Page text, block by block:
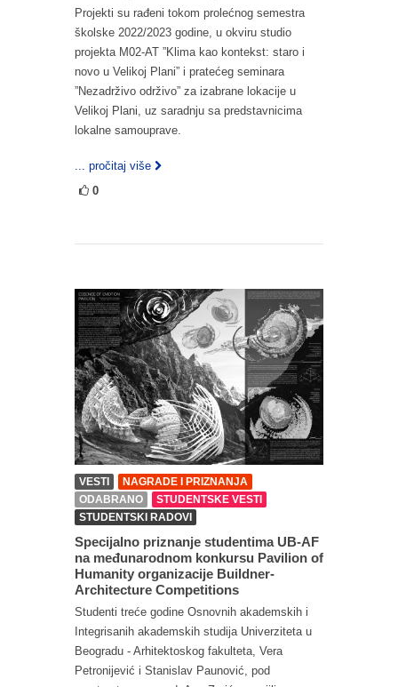
Projekti su rađeni tokom prolećnog semestra
školske 2022/2023 godine, u okviru studio
projekta M02-AT ”Klima kao kontekst: staro i
novo u Velikoj Plani” i pratećeg seminara
”Nezadrživo održivo” za izabrane lokacije u
Velikoj Plani, uz saradnju sa predstavnicima
lokalne samouprave.
... pročitaj više
0
VESTI
NAGRADE I PRIZNANJA
ODABRANO
STUDENTSKE VESTI
STUDENTSKI RADOVI
Specijalno priznanje studentima UB-AF
na međunarodnom konkursu Pavilion of
Humanity organizacije Buildner-
Architecture Competitions
Studenti treće godine Osnovnih akademskih i
Integrisanih akademskih studija Univerziteta u
Beogradu - Arhitektoskog fakulteta, Vera
Petronijević i Stanislav Paunović, pod